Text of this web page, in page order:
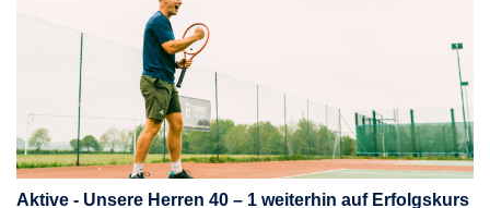
Aktive - Unsere Herren 40 – 1 weiterhin auf Erfolgskurs